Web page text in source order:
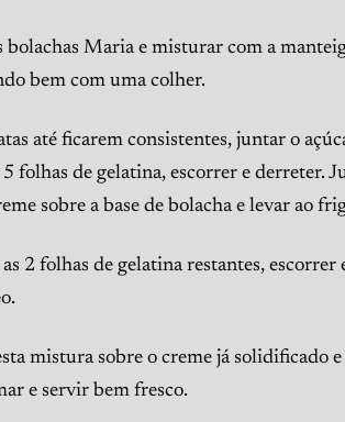
Maria e misturar com a
bem com uma colher.
até ficarem consistentes, juntar o
folhas de gelatina, escorrer e derreter.
sobre a base de bolacha e levar ao
2 folhas de gelatina restantes,
mistura sobre o creme já solidificado
e servir bem fresco.